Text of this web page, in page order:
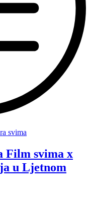
svima
Film svima x
u Ljetnom